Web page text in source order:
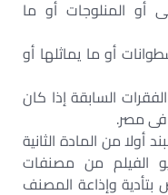
أو المنلوجات أو ما
أو ما يماثلها أو
السابقة إذا كان
فى مصر.
أولا من المادة الثانية
الفيلم من مصنفات
بتأدية وإذاعة المصنف